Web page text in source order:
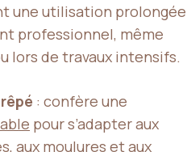
une utilisation prolongée
professionnel, même
lors de travaux intensifs.
: confère une
pour s’adapter aux
aux moulures et aux